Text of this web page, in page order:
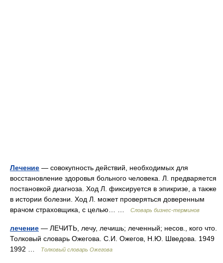
Лечение — совокупность действий, необходимых для
восстановление здоровья больного человека. Л. предваряется
постановкой диагноза. Ход Л. фиксируется в эпикризе, а также
в истории болезни. Ход Л. может проверяться доверенным
врачом страховщика, с целью… …
Словарь бизнес-терминов
лечение — ЛЕЧИТЬ, лечу, лечишь; леченный; несов., кого что.
Толковый словарь Ожегова. С.И. Ожегов, Н.Ю. Шведова. 1949
1992 …
Толковый словарь Ожегова